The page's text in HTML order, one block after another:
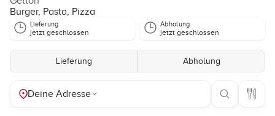
Burger, Pasta, Pizza
Lieferung
jetzt geschlossen
Abholung
jetzt geschlossen
Lieferung Abholung
Deine Adresse